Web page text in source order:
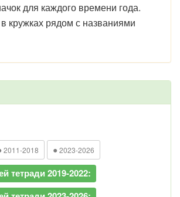
для каждого времени года.
кружках рядом с названиями
2011-2018 ● 2023-2026
тетради 2019-2022: